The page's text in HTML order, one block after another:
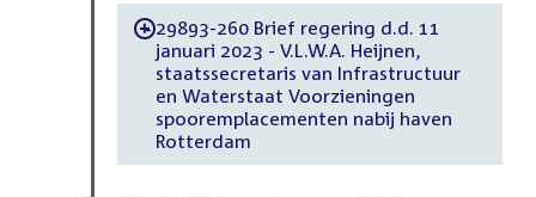
-29893-260 Brief regering d.d. 11
januari 2023 - V.L.W.A. Heijnen,
staatssecretaris van Infrastructuur
en Waterstaat Voorzieningen
spooremplacementen nabij haven
Rotterdam